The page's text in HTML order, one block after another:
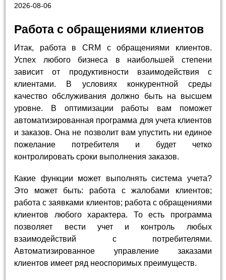
2026-08-06
Работа с обращениями клиентов
Итак, работа в CRM с обращениями клиентов.
Успех любого бизнеса в наибольшей степени
зависит от продуктивности взаимодействия с
клиентами. В условиях конкурентной среды
качество обслуживания должно быть на высшем
уровне. В оптимизации работы вам поможет
автоматизированная программа для учета клиентов
и заказов. Она не позволит вам упустить ни единое
пожелание потребителя и будет четко
контролировать сроки выполнения заказов.
Какие функции может выполнять система учета?
Это может быть: работа с жалобами клиентов;
работа с заявками клиентов; работа с обращениями
клиентов любого характера. То есть программа
позволяет вести учет и контроль любых
взаимодействий с потребителями.
Автоматизированное управление заказами
клиентов имеет ряд неоспоримых преимуществ.